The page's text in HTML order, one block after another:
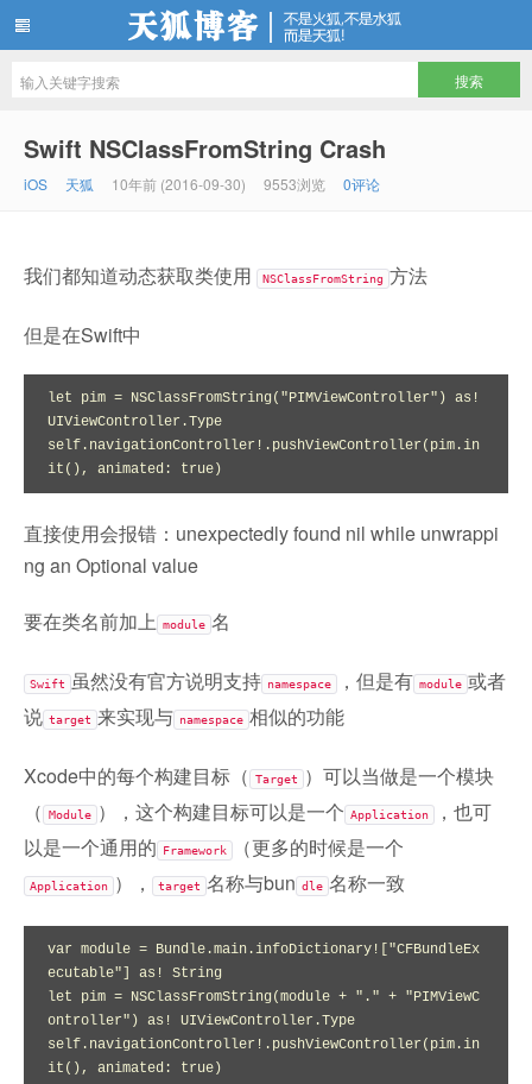
Swift NSClassFromString Crash
iOS 天狐 10年前 (2016-09-30) 9553浏览 0评论
我们都知道动态获取类使用 NSClassFromString 方法
但是在Swift中
let pim = NSClassFromString("PIMViewController") as!
UIViewController.Type
self.navigationController!.pushViewController(pim.in
it(), animated: true)
直接使用会报错：unexpectedly found nil while unwrappi
ng an Optional value
要在类名前加上 module 名
Swift 虽然没有官方说明支持 namespace ，但是有 module 或者
说 target 来实现与 namespace 相似的功能
Xcode中的每个构建目标（ Target
）可以当做是一个模块
（
Module ），这个构建目标可以是一个 Application
，也可
以是一个通用的
Framework （更多的时候是一个
Application ）， target 名称与bun dle 名称一致
var module = Bundle.main.infoDictionary!["CFBundleEx
ecutable"] as! String
let pim = NSClassFromString(module + "." + "PIMViewC
ontroller") as! UIViewController.Type
self.navigationController!.pushViewController(pim.in
it(), animated: true)